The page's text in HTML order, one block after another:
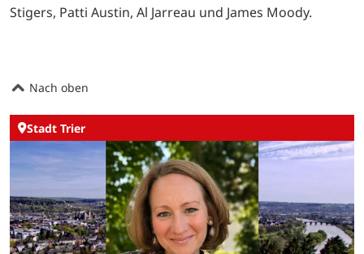
Stigers, Patti Austin, Al Jarreau und James Moody.
Nach oben
Stadt Trier